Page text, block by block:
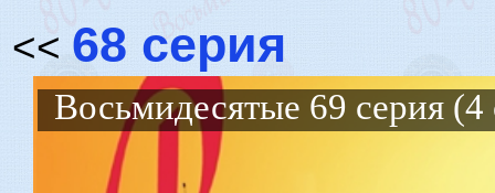
<< 68 серия
Восьмидесятые 69 серия (4